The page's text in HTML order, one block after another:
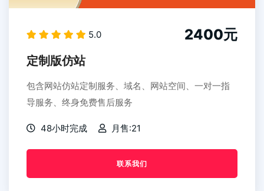
5.0 2400元
定制版仿站
包含网站仿站定制服务、域名、网站空间、一对一指
导服务、终身免费售后服务
48小时完成 月售:21
联系我们